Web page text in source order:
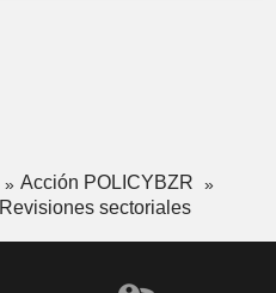
Acción POLICYBZR
Revisiones sectoriales